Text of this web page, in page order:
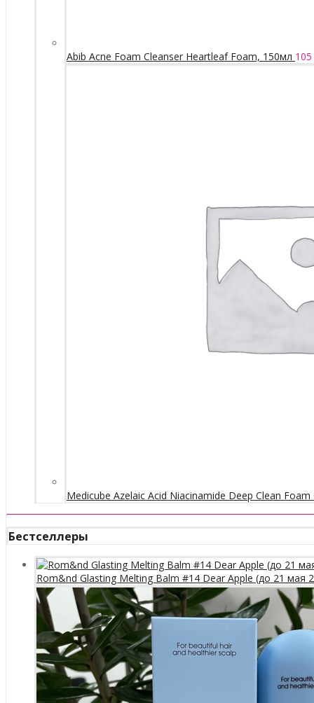
Abib Acne Foam Cleanser Heartleaf Foam, 150мл
Medicube Azelaic Acid Niacinamide Deep Clean Foam
Бестселлеры
Rom&nd Glasting Melting Balm #14 Dear Apple (до 21 мая